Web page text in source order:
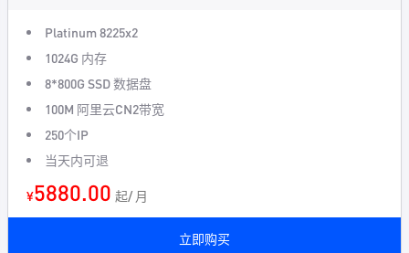
Platinum 8225x2
1024G 内存
8*800G SSD 数据盘
100M 阿里云CN2带宽
250个IP
当天内可退
¥5880.00 起/ 月
立即购买